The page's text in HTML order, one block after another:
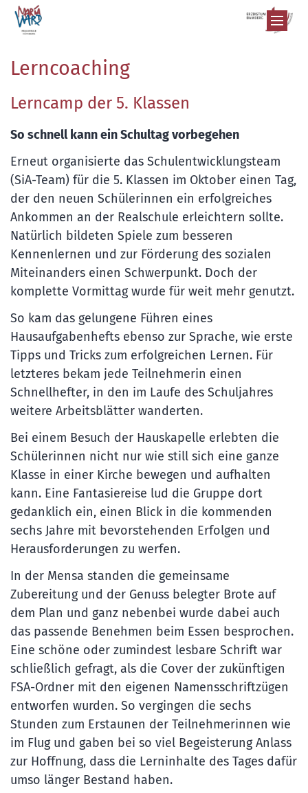
Zum Inhalt springen
Lerncoaching
Lerncamp der 5. Klassen
So schnell kann ein Schultag vorbegehen
Erneut organisierte das Schulentwicklungsteam
(SiA-Team) für die 5. Klassen im Oktober einen Tag,
der den neuen Schülerinnen ein erfolgreiches
Ankommen an der Realschule erleichtern sollte.
Natürlich bildeten Spiele zum besseren
Kennenlernen und zur Förderung des sozialen
Miteinanders einen Schwerpunkt. Doch der
komplette Vormittag wurde für weit mehr genutzt.
So kam das gelungene Führen eines
Hausaufgabenhefts ebenso zur Sprache, wie erste
Tipps und Tricks zum erfolgreichen Lernen. Für
letzteres bekam jede Teilnehmerin einen
Schnellhefter, in den im Laufe des Schuljahres
weitere Arbeitsblätter wanderten.
Bei einem Besuch der Hauskapelle erlebten die
Schülerinnen nicht nur wie still sich eine ganze
Klasse in einer Kirche bewegen und aufhalten
kann. Eine Fantasiereise lud die Gruppe dort
gedanklich ein, einen Blick in die kommenden
sechs Jahre mit bevorstehenden Erfolgen und
Herausforderungen zu werfen.
In der Mensa standen die gemeinsame
Zubereitung und der Genuss belegter Brote auf
dem Plan und ganz nebenbei wurde dabei auch
das passende Benehmen beim Essen besprochen.
Eine schöne oder zumindest lesbare Schrift war
schließlich gefragt, als die Cover der zukünftigen
FSA-Ordner mit den eigenen Namensschriftzügen
entworfen wurden. So vergingen die sechs
Stunden zum Erstaunen der Teilnehmerinnen wie
im Flug und gaben bei so viel Begeisterung Anlass
zur Hoffnung, dass die Lerninhalte des Tages dafür
umso länger Bestand haben.